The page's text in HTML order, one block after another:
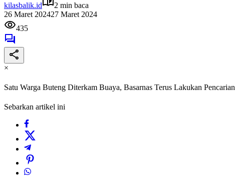
kilasbalik.id
2 min baca
26 Maret 202427 Maret 2024
435
×
Satu Warga Buteng Diterkam Buaya, Basarnas Terus Lakukan Pencarian
Sebarkan artikel ini